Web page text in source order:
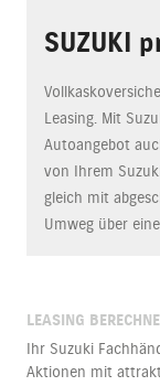
SUZUKI
Leasing. Mit
Autoangebot
von Ihrem
gleich mit
Umweg über
LEASING
Ihr Suzuki
Aktionen mit